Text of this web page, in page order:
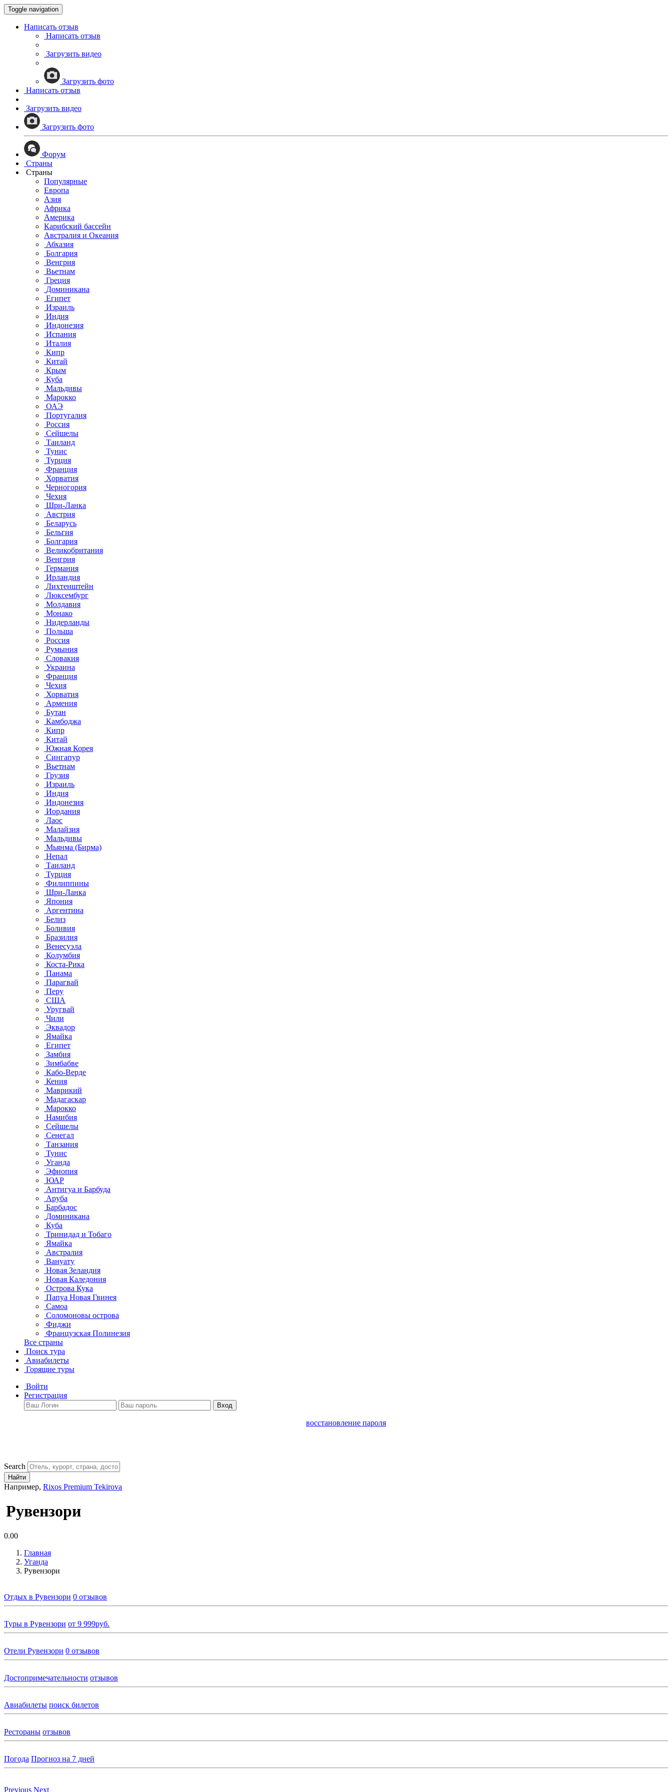
Toggle navigation
Написать отзыв
Написать отзыв
Загрузить видео
Загрузить фото
Написать отзыв
Загрузить видео
Загрузить фото
Форум
Страны
Страны
Популярные
Европа
Азия
Африка
Америка
Карибский бассейн
Австралия и Океания
Абхазия
Болгария
Венгрия
Вьетнам
Греция
Доминикана
Египет
Израиль
Индия
Индонезия
Испания
Италия
Кипр
Китай
Крым
Куба
Мальдивы
Марокко
ОАЭ
Португалия
Россия
Сейшелы
Таиланд
Тунис
Турция
Франция
Хорватия
Черногория
Чехия
Шри-Ланка
Австрия
Беларусь
Бельгия
Болгария
Великобритания
Венгрия
Германия
Ирландия
Лихтенштейн
Люксембург
Молдавия
Монако
Нидерланды
Польша
Россия
Румыния
Словакия
Украина
Франция
Чехия
Хорватия
Армения
Бутан
Камбоджа
Кипр
Китай
Южная Корея
Сингапур
Вьетнам
Грузия
Израиль
Индия
Индонезия
Иордания
Лаос
Малайзия
Мальдивы
Мьянма (Бирма)
Непал
Таиланд
Турция
Филиппины
Шри-Ланка
Япония
Аргентина
Белиз
Боливия
Бразилия
Венесуэла
Колумбия
Коста-Рика
Панама
Парагвай
Перу
США
Уругвай
Чили
Эквадор
Ямайка
Египет
Замбия
Зимбабве
Кабо-Верде
Кения
Маврикий
Мадагаскар
Марокко
Намибия
Сейшелы
Сенегал
Танзания
Тунис
Уганда
Эфиопия
ЮАР
Антигуа и Барбуда
Аруба
Барбадос
Доминикана
Куба
Тринидад и Тобаго
Ямайка
Австралия
Вануату
Новая Зеландия
Новая Каледония
Острова Кука
Папуа Новая Гвинея
Самоа
Соломоновы острова
Фиджи
Французская Полинезия
Все страны
Поиск тура
Авиабилеты
Горящие туры
Войти
Регистрация
Вход
восстановление пароля
Search
Найти
Например, Rixos Premium Tekirova
Рувензори
0.00
Главная
Уганда
Рувензори
Отдых в Рувензори 0 отзывов
Туры в Рувензори от 9 999руб.
Отели Рувензори 0 отзывов
Достопримечательности отзывов
Авиабилеты поиск билетов
Рестораны отзывов
Погода Прогноз на 7 дней
Previous Next